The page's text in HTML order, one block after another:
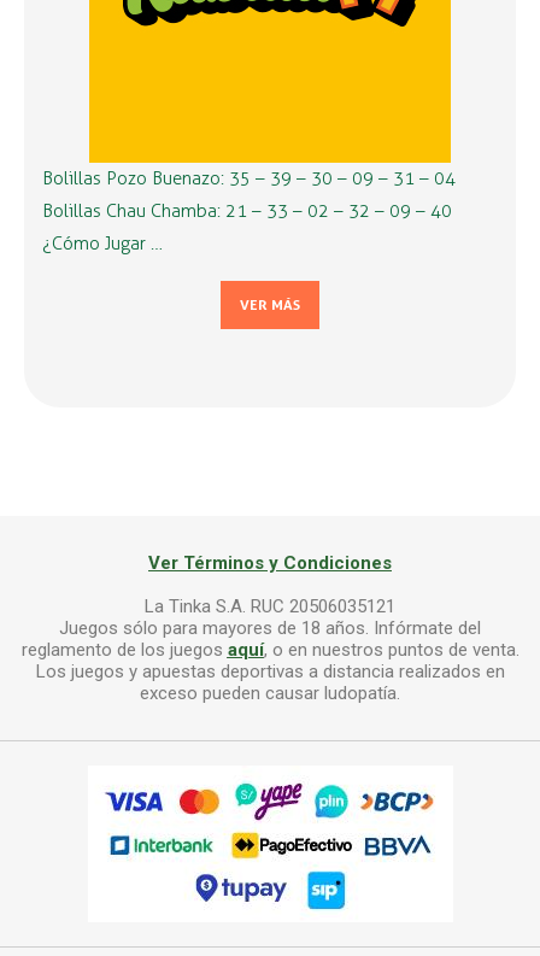
Bolillas Pozo Buenazo: 35 – 39 – 30 – 09 – 31 – 04
Bolillas Chau Chamba: 21 – 33 – 02 – 32 – 09 – 40
¿Cómo Jugar …
VER MÁS
Ver Términos y Condiciones
La Tinka S.A. RUC 20506035121
Juegos sólo para mayores de 18 años. Infórmate del
reglamento de los juegos aquí, o en nuestros puntos de venta.
Los juegos y apuestas deportivas a distancia realizados en
exceso pueden causar ludopatía.